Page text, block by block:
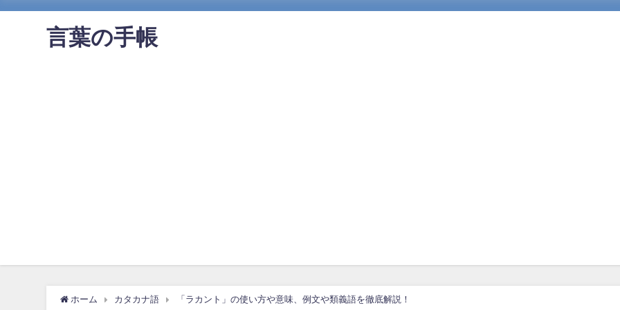
言葉の手帳
ホーム カタカナ語 「ラカント」の使い方や意味、例文や類義語を徹底解説！